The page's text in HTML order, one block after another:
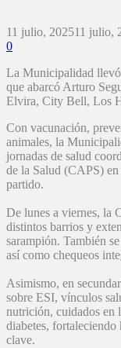
11 julio, 202511 julio,
0
La Municipalidad llevó
que abarcó Arturo
Elvira, City Bell, Los
Con vacunación,
animales, la
jornadas de salud
de la Salud (CAPS)
partido.
De lunes a viernes, la
distintos barrios y
sarampión. También
así como chequeos
Asimismo, en
sobre ESI, vínculos
nutrición, cuidados en
diabetes, fortaleciendo
clave.